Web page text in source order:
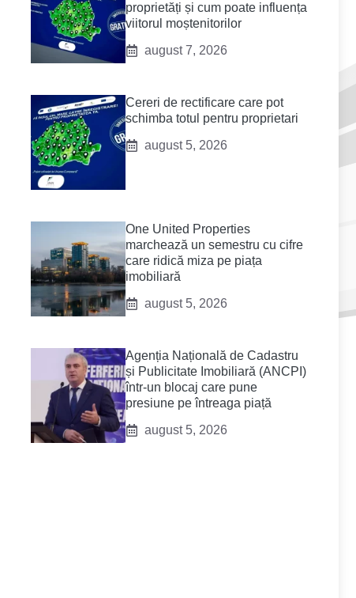
proprietăți și cum poate influența
viitorul moștenitorilor
august 7, 2026
Cereri de rectificare care pot
schimba totul pentru proprietari
august 5, 2026
One United Properties
marchează un semestru cu cifre
care ridică miza pe piața
imobiliară
august 5, 2026
Agenția Națională de Cadastru
și Publicitate Imobiliară (ANCPI)
într-un blocaj care pune
presiune pe întreaga piață
august 5, 2026